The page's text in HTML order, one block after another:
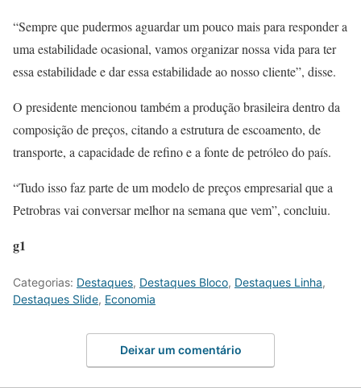
“Sempre que pudermos aguardar um pouco mais para responder a
uma estabilidade ocasional, vamos organizar nossa vida para ter
essa estabilidade e dar essa estabilidade ao nosso cliente”, disse.
O presidente mencionou também a produção brasileira dentro da
composição de preços, citando a estrutura de escoamento, de
transporte, a capacidade de refino e a fonte de petróleo do país.
“Tudo isso faz parte de um modelo de preços empresarial que a
Petrobras vai conversar melhor na semana que vem”, concluiu.
g1
Categorias: Destaques, Destaques Bloco, Destaques Linha,
Destaques Slide, Economia
Deixar um comentário